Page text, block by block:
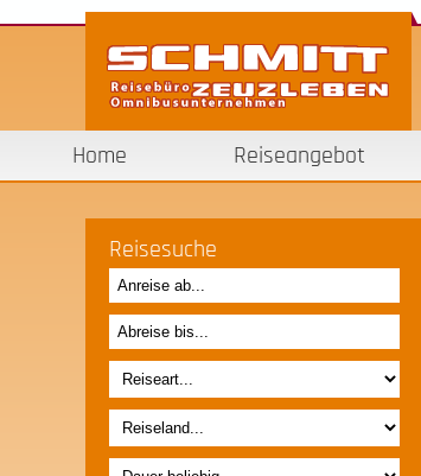
Home
Reiseangebot
Reisesuche